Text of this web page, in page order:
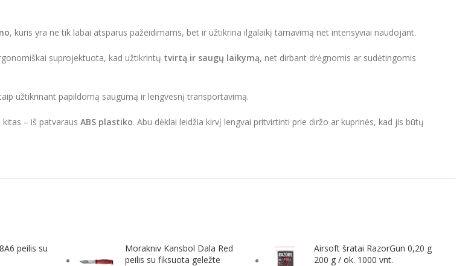
, kuris yra ne tik labai atsparus pažeidimams, bet ir užtikrina ilgalaikį tarnavimą net intensyviai naudojant.
suprojektuota, kad užtikrintų tvirtą ir saugų laikymą, net dirbant drėgnomis ar sudėtingomis
užtikrinant papildomą saugumą ir lengvesnį transportavimą.
kitas – iš patvaraus ABS plastiko. Abu dėklai leidžia kirvį lengvai pritvirtinti prie diržo ar kuprinės, kad jis būtų
peilis su
Morakniv Kansbol Dala Red
peilis su fiksuota geležte
Airsoft šratai RazorGun 0,20 g
200 g / ok. 1000 vnt.